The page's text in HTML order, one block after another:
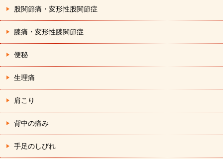
股関節痛・変形性股関節症
膝痛・変形性膝関節症
便秘
生理痛
肩こり
背中の痛み
手足のしびれ